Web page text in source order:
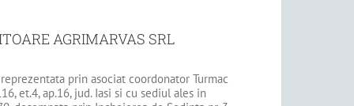
AGRIMARVAS SRL
prin asociat coordonator Turmac
et.4, ap.16, jud. Iasi si cu sediul ales in